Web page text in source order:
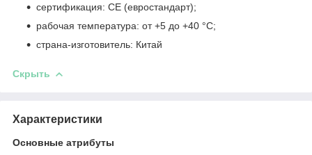
сертификация: CE (евростандарт);
рабочая температура: от +5 до +40 °С;
страна-изготовитель: Китай
Скрыть
Характеристики
Основные атрибуты